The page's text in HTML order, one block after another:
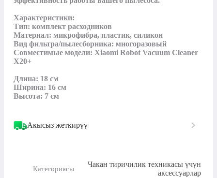
Характеристики:
Тип: комплект расходников
Материал: микрофибра, пластик, силикон
Вид фильтра/пылесборника: многоразовый
Совместимые модели: Xiaomi Robot Vacuum Cleaner
X20+
Длина: 18 см
Ширина: 16 см
Высота: 7 см
Акысыз жеткирүү
Категориясы
Чакан тиричилик техникасы үчүн
аксессуарлар